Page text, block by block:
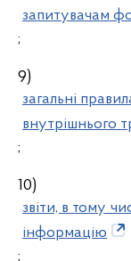
запитувачам
;
9)
загальні
внутрішнього
;
10)
звіти, в тому
інформацію
;